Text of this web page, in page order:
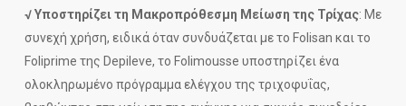
√ Υποστηρίζει τη Μακροπρόθεσμη Μείωση της Τρίχας: Με
συνεχή χρήση, ειδικά όταν συνδυάζεται με το Folisan και το
Foliprime της Depileve, το Folimousse υποστηρίζει ένα
ολοκληρωμένο πρόγραμμα ελέγχου της τριχοφυΐας,